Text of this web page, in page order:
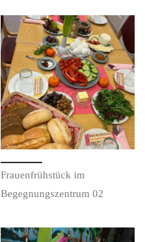
Frauenfrühstück im
Begegnungszentrum 02